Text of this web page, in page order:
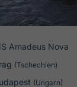
Amadeus Nova
(Tschechien)
(Ungarn)